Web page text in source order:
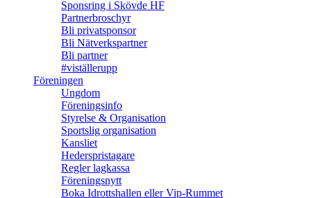
Sponsring i Skövde HF
Partnerbroschyr
Bli privatsponsor
Bli Nätverkspartner
Bli partner
#viställerupp
Föreningen
Ungdom
Föreningsinfo
Styrelse & Organisation
Sportslig organisation
Kansliet
Hederspristagare
Regler lagkassa
Föreningsnytt
Boka Idrottshallen eller Vip-Rummet